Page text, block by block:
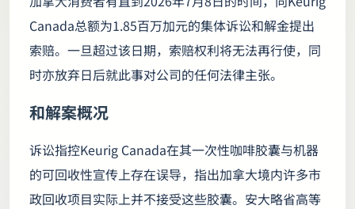
Canada总额为1.85百万加元的集体诉讼和解金提出
索赔。一旦超过该日期，索赔权利将无法再行使，同
时亦放弃日后就此事对公司的任何法律主张。
和解案概况
诉讼指控Keurig Canada在其一次性咖啡胶囊与机器
的可回收性宣传上存在误导，指出加拿大境内许多市
政回收项目实际上并不接受这些胶囊。安大略省高等